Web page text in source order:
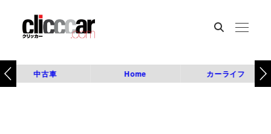
中古車 Home カーライフ